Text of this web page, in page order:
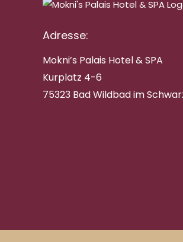
Adresse:
Mokni’s Palais Hotel & SPA
Kurplatz 4-6
75323 Bad Wildbad im